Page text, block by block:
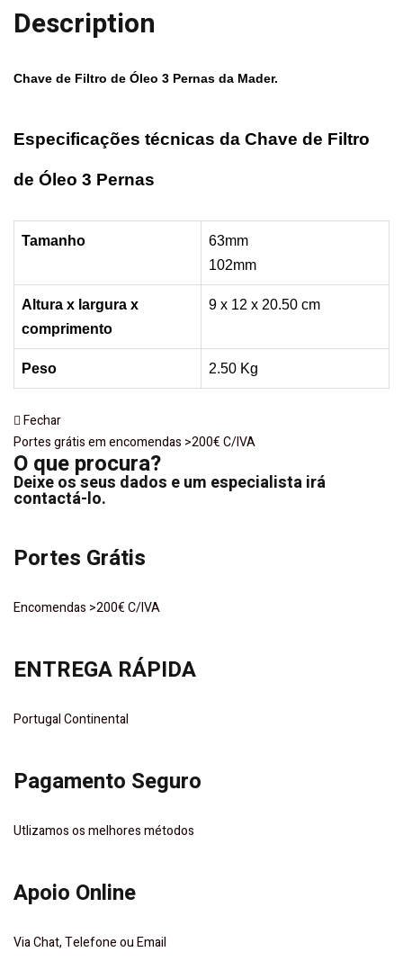
Hand
Description
Chave de Filtro de Óleo 3 Pernas da Mader.
Especificações técnicas da Chave de Filtro
de Óleo 3 Pernas
Tamanho
63mm
102mm
Altura x largura x
comprimento
9 x 12 x 20.50 cm
Peso 2.50 Kg
Fechar
Portes grátis em encomendas >200€ C/IVA
O que procura?
Deixe os seus dados e um especialista irá
contactá-lo.
Portes Grátis
Encomendas >200€ C/IVA
ENTREGA RÁPIDA
Portugal Continental
Pagamento Seguro
Utlizamos os melhores métodos
Apoio Online
Via Chat, Telefone ou Email